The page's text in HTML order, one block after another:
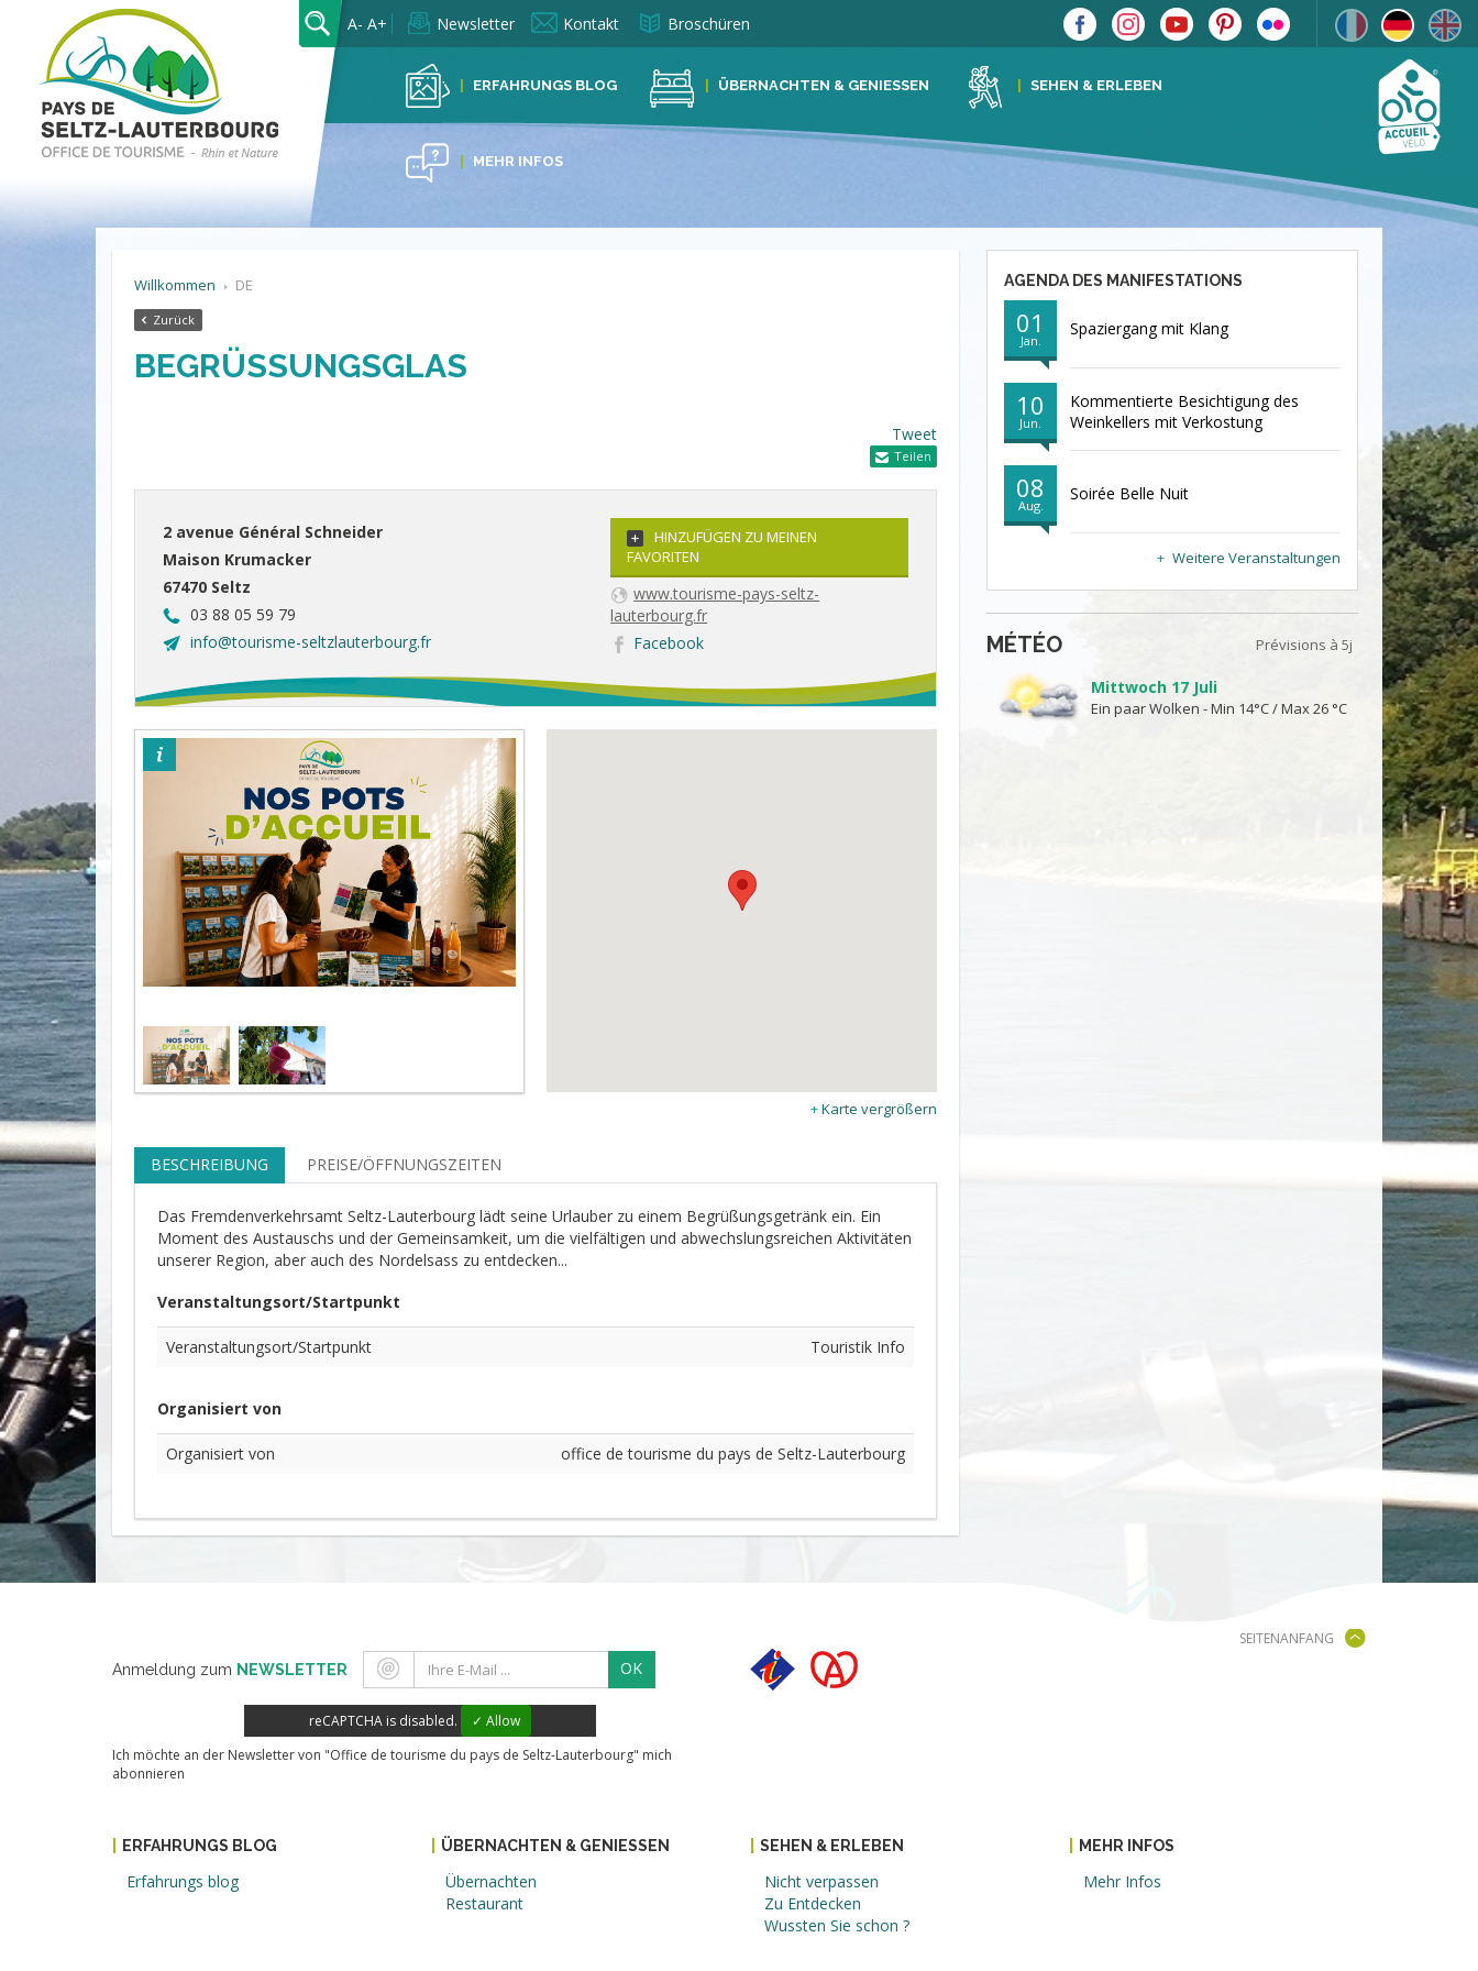
OK
A- A+ Newsletter Kontakt Broschüren
ERFAHRUNGS BLOG ÜBERNACHTEN & GENIESSEN SEHEN & ERLEBEN
MEHR INFOS
Willkommen DE
Zurück
BEGRÜSSUNGSGLAS
Tweet
Teilen
2 avenue Général Schneider
Maison Krumacker
67470 Seltz
03 88 05 59 79
info@tourisme-seltzlauterbourg.fr
HINZUFÜGEN ZU MEINEN
FAVORITEN
www.tourisme-pays-seltz-
lauterbourg.fr
Facebook
Karte vergrößern
BESCHREIBUNG PREISE/ÖFFNUNGSZEITEN
Das Fremdenverkehrsamt Seltz-Lauterbourg lädt seine Urlauber zu einem Begrüßungsgetränk ein. Ein
Moment des Austauschs und der Gemeinsamkeit, um die vielfältigen und abwechslungsreichen Aktivitäten
unserer Region, aber auch des Nordelsass zu entdecken...
Veranstaltungsort/Startpunkt
Veranstaltungsort/Startpunkt Touristik Info
Organisiert von
Organisiert von office de tourisme du pays de Seltz-Lauterbourg
AGENDA DES MANIFESTATIONS
01
Jan.
Spaziergang mit Klang
10
Jun.
Kommentierte Besichtigung des
Weinkellers mit Verkostung
08
Aug.
Soirée Belle Nuit
Weitere Veranstaltungen
MÉTÉO Prévisions à 5j
Mittwoch 17 Juli
Ein paar Wolken - Min 14°C / Max 26 °C
Anmeldung zum NEWSLETTER OK
reCAPTCHA is disabled.
✓ Allow
Ich möchte an der Newsletter von "Office de tourisme du pays de Seltz-Lauterbourg" mich
abonnieren
SEITENANFANG
ERFAHRUNGS BLOG
Erfahrungs blog
ÜBERNACHTEN & GENIESSEN
Übernachten
Restaurant
SEHEN & ERLEBEN
Nicht verpassen
Zu Entdecken
Wussten Sie schon ?
MEHR INFOS
Mehr Infos